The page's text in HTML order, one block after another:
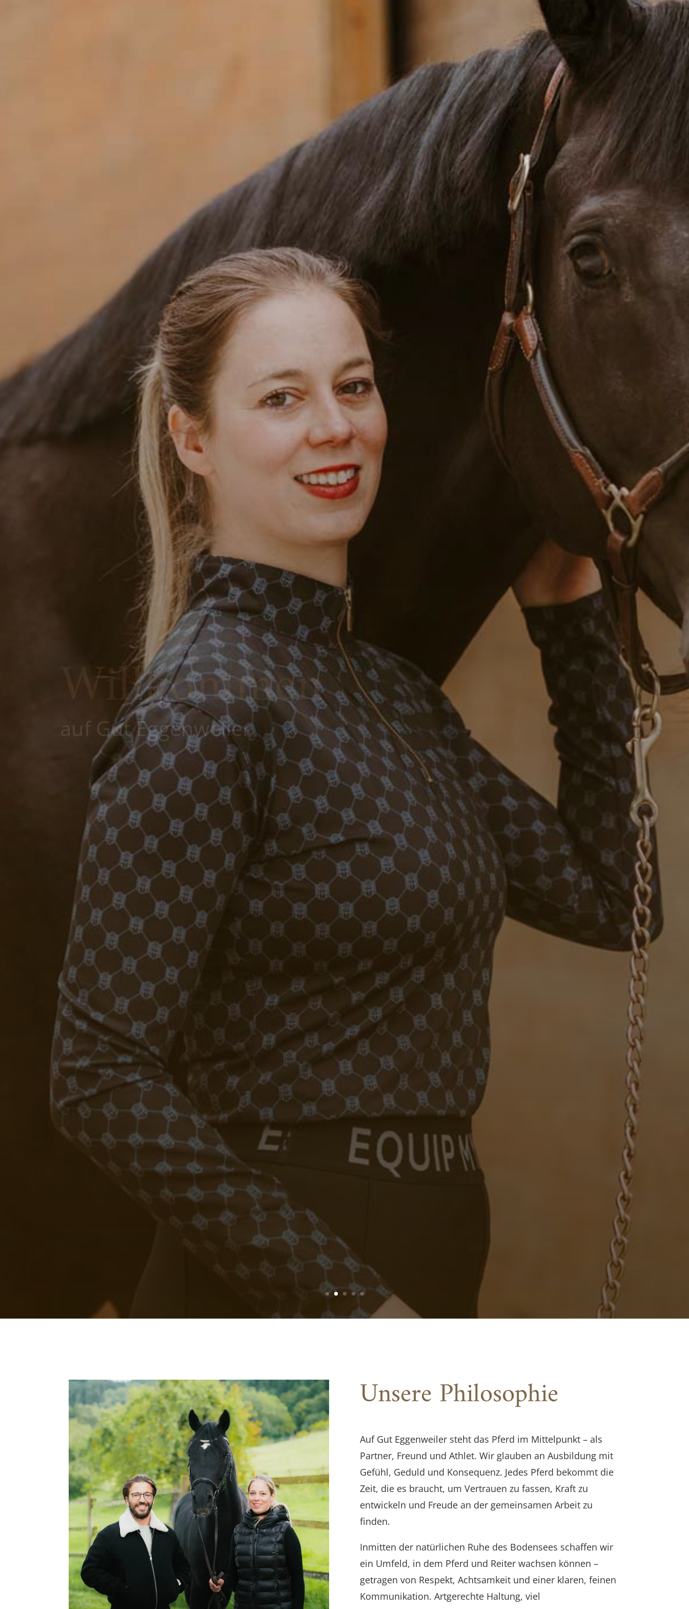
Willkommen
auf Gut Eggenweiler
Unsere Philosophie
Auf Gut Eggenweiler steht das Pferd im Mittelpunkt – als
Partner, Freund und Athlet. Wir glauben an Ausbildung mit
Gefühl, Geduld und Konsequenz. Jedes Pferd bekommt die
Zeit, die es braucht, um Vertrauen zu fassen, Kraft zu
entwickeln und Freude an der gemeinsamen Arbeit zu
finden.
Inmitten der natürlichen Ruhe des Bodensees schaffen wir
ein Umfeld, in dem Pferd und Reiter wachsen können –
getragen von Respekt, Achtsamkeit und einer klaren, feinen
Kommunikation. Artgerechte Haltung, viel